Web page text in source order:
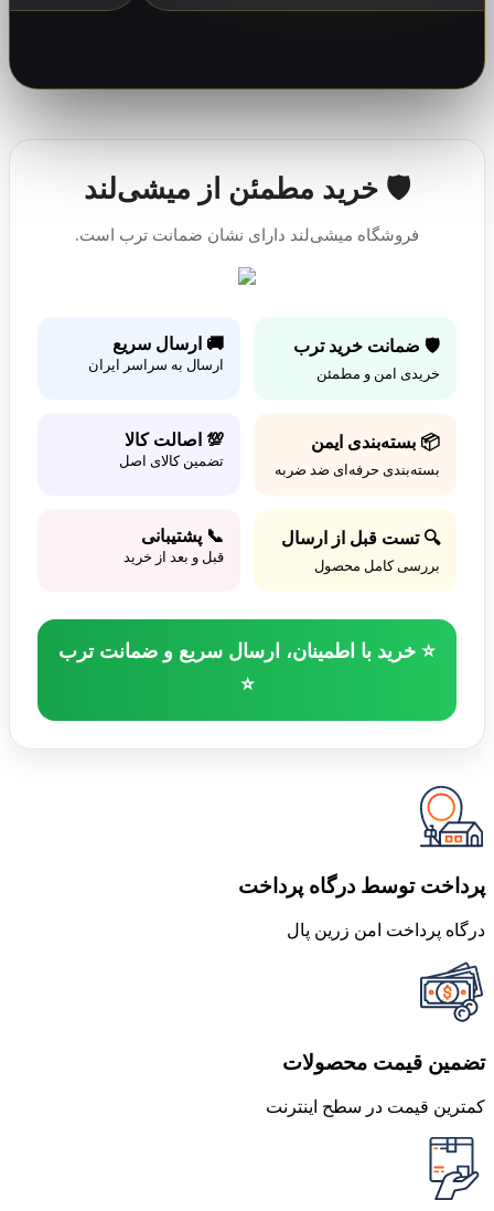
🛡️ خرید مطمئن از میشی‌لند
فروشگاه میشی‌لند دارای نشان ضمانت ترب است.
🛡️ ضمانت خرید ترب
خریدی امن و مطمئن
🚚 ارسال سریع
ارسال به سراسر ایران
📦 بسته‌بندی ایمن
بسته‌بندی حرفه‌ای ضد ضربه
💯 اصالت کالا
تضمین کالای اصل
🔍 تست قبل از ارسال
بررسی کامل محصول
📞 پشتیبانی
قبل و بعد از خرید
⭐ خرید با اطمینان، ارسال سریع و ضمانت ترب
⭐
پرداخت توسط درگاه پرداخت
درگاه پرداخت امن زرین پال
تضمین قیمت محصولات
کمترین قیمت در سطح اینترنت